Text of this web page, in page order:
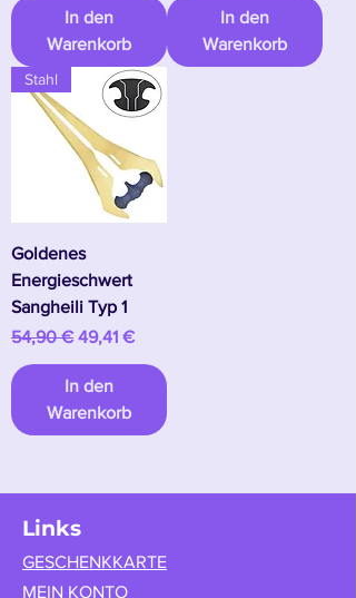
In den
Warenkorb
In den
Warenkorb
Stahl
Goldenes
Energieschwert
Sangheili Typ 1
Standardpreis
54,90 € Sale-Preis
49,41 €
In den
Warenkorb
Links
GESCHENKKARTE
MEIN KONTO